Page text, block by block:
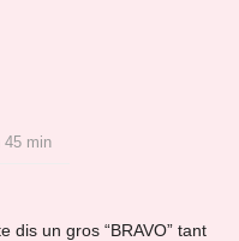
45 min
dis un gros “BRAVO” tant